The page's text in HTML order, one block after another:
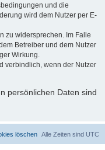
und die
wird dem Nutzer per E-
zu widersprechen. Im Falle
Betreiber und dem Nutzer
Wirkung.
verbindlich, wenn der Nutzer
persönlichen Daten sind
Alle Zeiten sind UTC
löschen